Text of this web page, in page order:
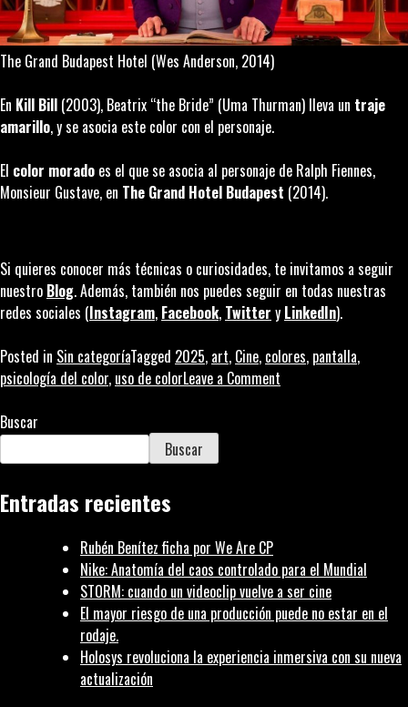
The Grand Budapest Hotel (Wes Anderson, 2014)
En Kill Bill (2003), Beatrix “the Bride” (Uma Thurman) lleva un traje
amarillo, y se asocia este color con el personaje.
El color morado es el que se asocia al personaje de Ralph Fiennes,
Monsieur Gustave, en The Grand Hotel Budapest (2014).
Si quieres conocer más técnicas o curiosidades, te invitamos a seguir
nuestro Blog. Además, también nos puedes seguir en todas nuestras
redes sociales (Instagram, Facebook, Twitter y LinkedIn).
Posted in Sin categoríaTagged 2025, art, Cine, colores, pantalla,
psicología del color, uso de colorLeave a Comment
Buscar
Buscar
Entradas recientes
Rubén Benítez ficha por We Are CP
Nike: Anatomía del caos controlado para el Mundial
STORM: cuando un videoclip vuelve a ser cine
El mayor riesgo de una producción puede no estar en el
rodaje.
Holosys revoluciona la experiencia inmersiva con su nueva
actualización